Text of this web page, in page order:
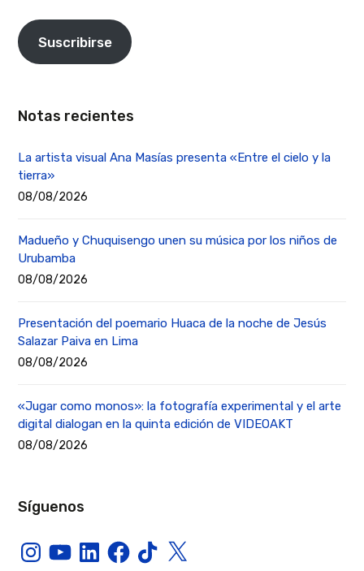
Suscribirse
Notas recientes
La artista visual Ana Masías presenta «Entre el cielo y la
tierra»
08/08/2026
Madueño y Chuquisengo unen su música por los niños de
Urubamba
08/08/2026
Presentación del poemario Huaca de la noche de Jesús
Salazar Paiva en Lima
08/08/2026
«Jugar como monos»: la fotografía experimental y el arte
digital dialogan en la quinta edición de VIDEOAKT
08/08/2026
Síguenos
InstagramYouTubeLinkedInFacebook
TikTokX